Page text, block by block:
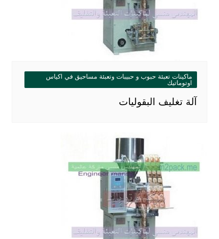
ماكينات تعبئة حبوب و حبيبات وتعبئة مساحيق في اكياس
اوتوماتيك
آلة تغليف البقوليات